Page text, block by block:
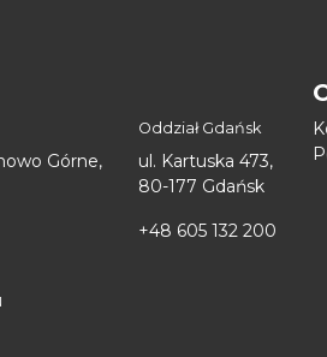
Górne,
Oddział Gdańsk
ul. Kartuska 473,
80-177 Gdańsk
+48 605 132 200